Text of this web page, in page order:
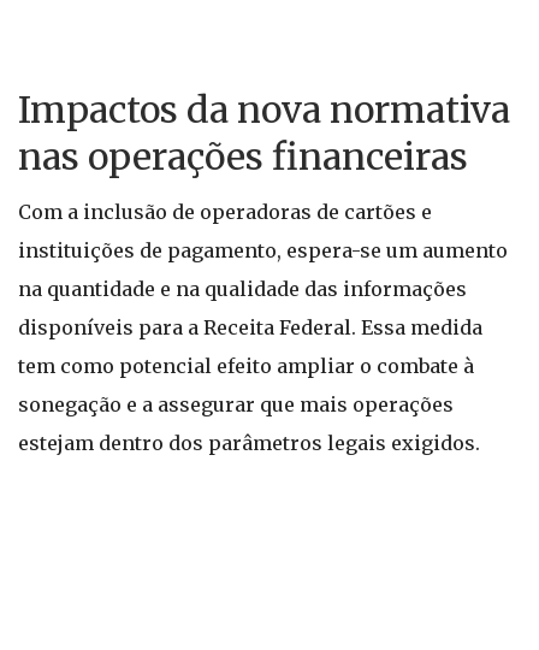
Impactos da nova normativa
nas operações financeiras
Com a inclusão de operadoras de cartões e
instituições de pagamento, espera-se um aumento
na quantidade e na qualidade das informações
disponíveis para a Receita Federal. Essa medida
tem como potencial efeito ampliar o combate à
sonegação e a assegurar que mais operações
estejam dentro dos parâmetros legais exigidos.